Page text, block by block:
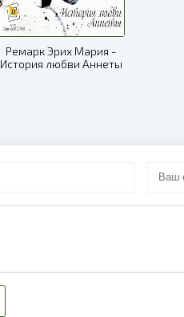
Ремарк Эрих Мария -
История любви Аннеты